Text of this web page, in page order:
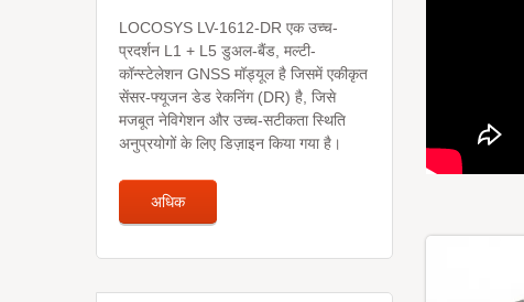
LOCOSYS LV-1612-DR एक उच्च-
प्रदर्शन L1 + L5 डुअल-बैंड, मल्टी-
कॉन्स्टेलेशन GNSS मॉड्यूल है जिसमें एकीकृत
सेंसर-फ्यूजन डेड रेकनिंग (DR) है, जिसे
मजबूत नेविगेशन और उच्च-सटीकता स्थिति
अनुप्रयोगों के लिए डिज़ाइन किया गया है।
अधिक